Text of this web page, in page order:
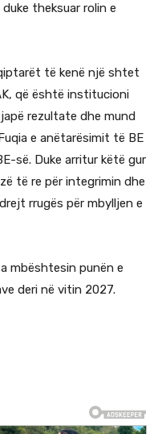
theksuar rolin e
të kenë një shtet
që është institucioni
rezultate dhe mund
e anëtarësimit të BE
së. Duke arritur këtë gur
të re për integrimin dhe
rrugës për mbylljen e
mbështesin punën e
deri në vitin 2027.